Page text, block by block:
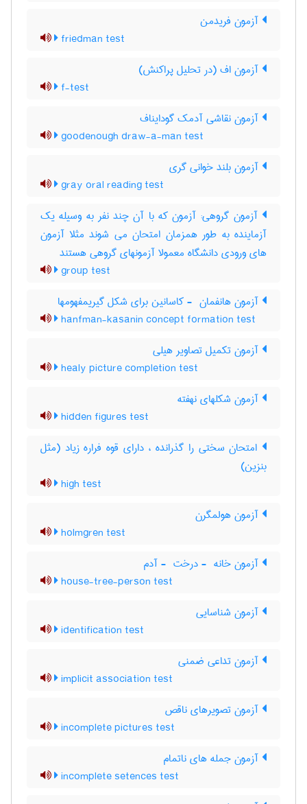
آزمون فریدمن
friedman test
آزمون اف (در تحلیل پراکنش)
f-test
آزمون نقاشی آدمک گودایناف
goodenough draw-a-man test
آزمون بلند خوانی گری
gray oral reading test
آزمون گروهی: آزمون که با آن چند نفر به وسیله یک
آزماینده به طور همزمان امتحان می شوند مثلا آزمون
های ورودی دانشگاه معمولا آزمونهای گروهی هستند
group test
آزمون هانفمان ‎ - کاسانین برای شکل گیریمفهومها
hanfman-kasanin concept formation test
آزمون تکمیل تصاویر هیلی
healy picture completion test
آزمون شکلهای نهفته
hidden figures test
امتحان سختی را گذرانده ، دارای قوه فراره زیاد (مثل
بنزین)
high test
آزمون هولمگرن
holmgren test
آزمون خانه ‎ - درخت ‎ - آدم
house-tree-person test
آزمون شناسایی
identification test
آزمون تداعی ضمنی
implicit association test
آزمون تصویرهای ناقص
incomplete pictures test
آزمون جمله های ناتمام
incomplete setences test